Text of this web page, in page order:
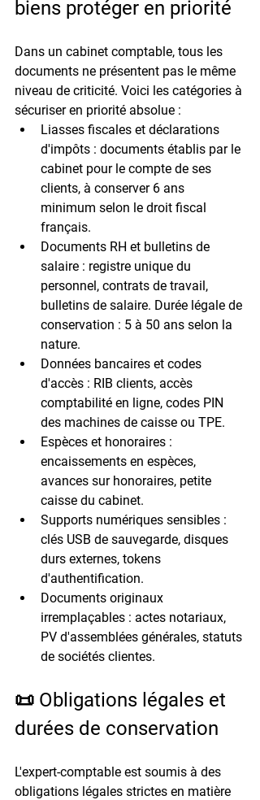
biens protéger en priorité
Dans un cabinet comptable, tous les
documents ne présentent pas le même
niveau de criticité. Voici les catégories à
sécuriser en priorité absolue :
Liasses fiscales et déclarations
d'impôts : documents établis par le
cabinet pour le compte de ses
clients, à conserver 6 ans
minimum selon le droit fiscal
français.
Documents RH et bulletins de
salaire : registre unique du
personnel, contrats de travail,
bulletins de salaire. Durée légale de
conservation : 5 à 50 ans selon la
nature.
Données bancaires et codes
d'accès : RIB clients, accès
comptabilité en ligne, codes PIN
des machines de caisse ou TPE.
Espèces et honoraires :
encaissements en espèces,
avances sur honoraires, petite
caisse du cabinet.
Supports numériques sensibles :
clés USB de sauvegarde, disques
durs externes, tokens
d'authentification.
Documents originaux
irremplaçables : actes notariaux,
PV d'assemblées générales, statuts
de sociétés clientes.
📜 Obligations légales et
durées de conservation
L'expert-comptable est soumis à des
obligations légales strictes en matière